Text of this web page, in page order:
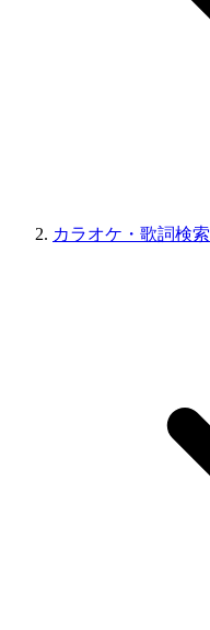
カラオケ・歌詞検索